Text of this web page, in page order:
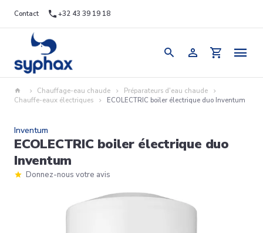
Contact +32 43 39 19 18
Chauffage-eau chaude
Préparateurs d'eau chaude
Chauffe-eaux électriques
ECOLECTRIC boiler électrique duo Inventum
Inventum
ECOLECTRIC boiler électrique duo
Inventum
Donnez-nous votre avis